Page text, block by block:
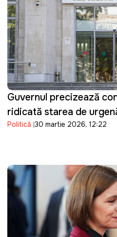
Guvernul precizează
ridicată starea de
energetic
Politică 30 martie 2026, 12:22